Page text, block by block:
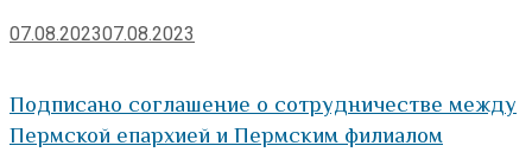
07.08.202307.08.2023
Подписано соглашение о сотрудничестве между
Пермской епархией и Пермским филиалом